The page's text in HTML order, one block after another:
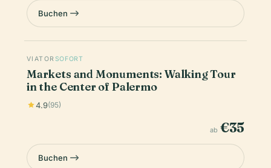
Buchen
VIATOR SOFORT
Markets and Monuments: Walking Tour
in the Center of Palermo
4.9(95)
ab €35
Buchen